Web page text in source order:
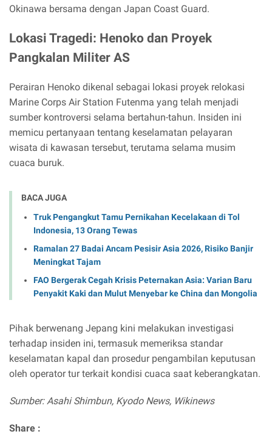
Okinawa bersama dengan Japan Coast Guard.
Lokasi Tragedi: Henoko dan Proyek
Pangkalan Militer AS
Perairan Henoko dikenal sebagai lokasi proyek relokasi
Marine Corps Air Station Futenma yang telah menjadi
sumber kontroversi selama bertahun-tahun. Insiden ini
memicu pertanyaan tentang keselamatan pelayaran
wisata di kawasan tersebut, terutama selama musim
cuaca buruk.
BACA JUGA
Truk Pengangkut Tamu Pernikahan Kecelakaan di Tol
Indonesia, 13 Orang Tewas
Ramalan 27 Badai Ancam Pesisir Asia 2026, Risiko Banjir
Meningkat Tajam
FAO Bergerak Cegah Krisis Peternakan Asia: Varian Baru
Penyakit Kaki dan Mulut Menyebar ke China dan Mongolia
Pihak berwenang Jepang kini melakukan investigasi
terhadap insiden ini, termasuk memeriksa standar
keselamatan kapal dan prosedur pengambilan keputusan
oleh operator tur terkait kondisi cuaca saat keberangkatan.
Sumber: Asahi Shimbun, Kyodo News, Wikinews
Share :